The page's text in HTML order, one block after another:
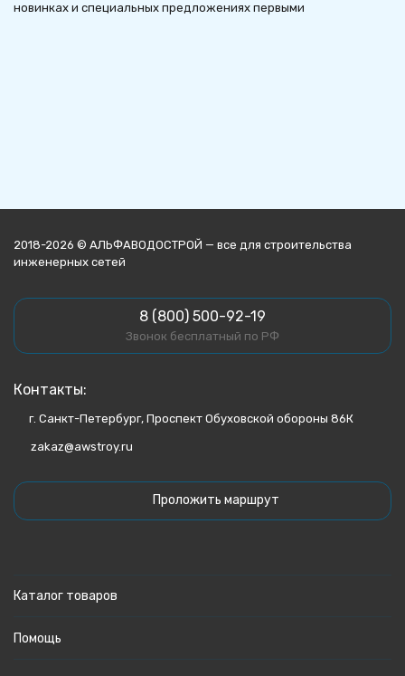
новинках и специальных предложениях первыми
2018-2026 © АЛЬФАВОДОСТРОЙ — все для строительства
инженерных сетей
8 (800) 500-92-19
Звонок бесплатный по РФ
Контакты:
г. Санкт-Петербург, Проспект Обуховской обороны 86К
zakaz@awstroy.ru
Проложить маршрут
Каталог товаров
Помощь